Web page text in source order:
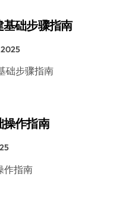
础步骤指南
础步骤指南
作指南
作指南